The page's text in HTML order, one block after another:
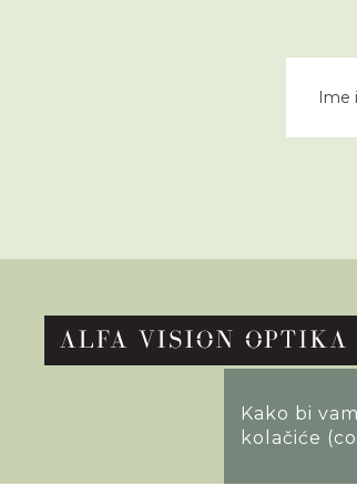
Kako bi
kolačiće